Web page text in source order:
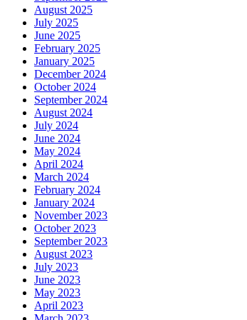
August 2025
July 2025
June 2025
February 2025
January 2025
December 2024
October 2024
September 2024
August 2024
July 2024
June 2024
May 2024
April 2024
March 2024
February 2024
January 2024
November 2023
October 2023
September 2023
August 2023
July 2023
June 2023
May 2023
April 2023